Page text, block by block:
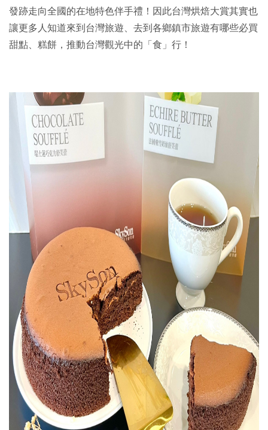
發跡走向全國的在地特色伴手禮！因此台灣烘焙大賞其實也
讓更多人知道來到台灣旅遊、去到各鄉鎮市旅遊有哪些必買
甜點、糕餅，推動台灣觀光中的「食」行！